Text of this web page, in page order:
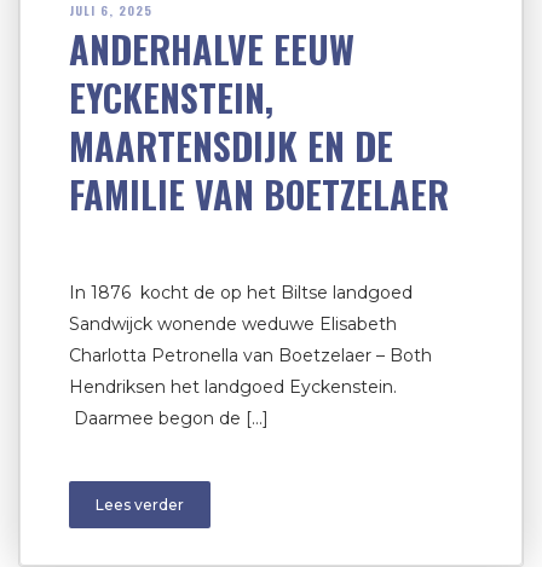
JULI 6, 2025
ANDERHALVE EEUW
EYCKENSTEIN,
MAARTENSDIJK EN DE
FAMILIE VAN BOETZELAER
In 1876 kocht de op het Biltse landgoed
Sandwijck wonende weduwe Elisabeth
Charlotta Petronella van Boetzelaer – Both
Hendriksen het landgoed Eyckenstein.
Daarmee begon de […]
Lees verder